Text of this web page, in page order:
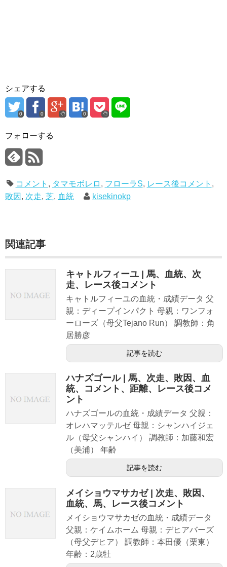
シェアする
0 0 0
フォローする
コメント , タマモボレロ , フローラS, レース後コメント ,
敗因 , 次走, 芝, 血統 kisekinokp
関連記事
キャトルフィーユ | 馬、血統、次
走、レース後コメント
キャトルフィーユの血統・成績データ 父
親：ディープインパクト 母親：ワンフォ
ーローズ（母父Tejano Run） 調教師：角
居勝彦
記事を読む
ハナズゴール | 馬、次走、敗因、血
統、コメント、距離、レース後コメ
ント
ハナズゴールの血統・成績データ 父親：
オレハマッテルゼ 母親：シャンハイジェ
ル（母父シャンハイ） 調教師：加藤和宏
（美浦） 年齢
記事を読む
メイショウマサカゼ | 次走、敗因、
血統、馬、レース後コメント
メイショウマサカゼの血統・成績データ
父親：ケイムホーム 母親：デヒアバーズ
（母父デヒア） 調教師：本田優（栗東）
年齢：2歳牡